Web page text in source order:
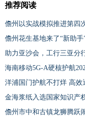
推荐阅读
儋州以实战模拟推进第四
儋州花生基地来了“新助手
助力亚沙会，工行三亚分
海南移动5G-A硬核护航
洋浦国门护航不打烊 高效
金海浆纸入选国家知识产
儋州市中和古镇龙狮腾跃